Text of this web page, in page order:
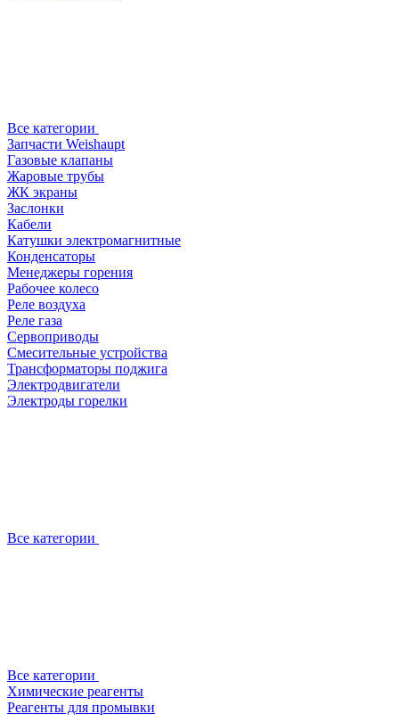
Все категории
Запчасти Weishaupt
Газовые клапаны
Жаровые трубы
ЖК экраны
Заслонки
Кабели
Катушки электромагнитные
Конденсаторы
Менеджеры горения
Рабочее колесо
Реле воздухa
Реле газа
Сервоприводы
Смесительные устройства
Трансформаторы поджига
Электродвигатели
Электроды горелки
Все категории
Все категории
Химические реагенты
Реагенты для промывки